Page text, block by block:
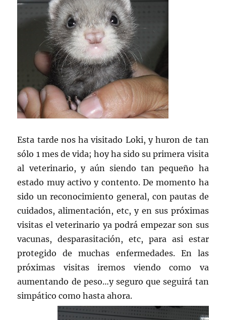
Esta tarde nos ha visitado Loki, y huron de tan
sólo 1 mes de vida; hoy ha sido su primera visita
al veterinario, y aún siendo tan pequeño ha
estado muy activo y contento. De momento ha
sido un reconocimiento general, con pautas de
cuidados, alimentación, etc, y en sus próximas
visitas el veterinario ya podrá empezar son sus
vacunas, desparasitación, etc, para asi estar
protegido de muchas enfermedades. En las
próximas visitas iremos viendo como va
aumentando de peso…y seguro que seguirá tan
simpático como hasta ahora.